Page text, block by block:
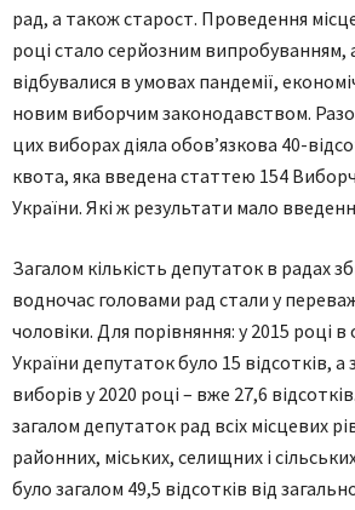
рад, а також старост. Проведення
році стало серйозним випробуванням,
відбувалися в умовах пандемії,
новим виборчим законодавством.
цих виборах діяла обов’язкова 40-
квота, яка введена статтею 154
України. Які ж результати мало
Загалом кількість депутаток в радах
водночас головами рад стали у
чоловіки. Для порівняння: у 2015 році
України депутаток було 15 відсотків, а
виборів у 2020 році – вже 27,6
загалом депутаток рад всіх місцевих
районних, міських, селищних і
було загалом 49,5 відсотків від